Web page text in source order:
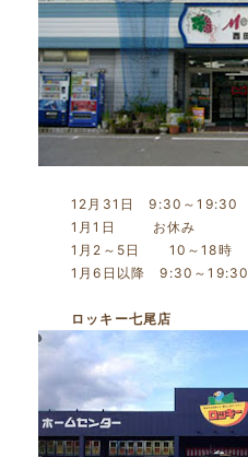
12月31日 9:30～19:30
1月1日 お休み
1月2～5日 10～18時
1月6日以降 9:30～19:30
ロッキー七尾店